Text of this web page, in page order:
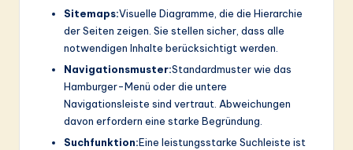
Sitemaps:Visuelle Diagramme, die die Hierarchie
der Seiten zeigen. Sie stellen sicher, dass alle
notwendigen Inhalte berücksichtigt werden.
Navigationsmuster:Standardmuster wie das
Hamburger-Menü oder die untere
Navigationsleiste sind vertraut. Abweichungen
davon erfordern eine starke Begründung.
Suchfunktion:Eine leistungsstarke Suchleiste ist